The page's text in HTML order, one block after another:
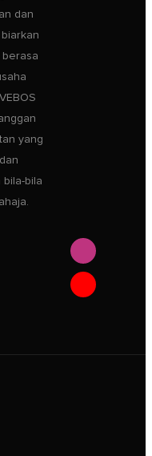
dan
berasa
yang
bila-bila